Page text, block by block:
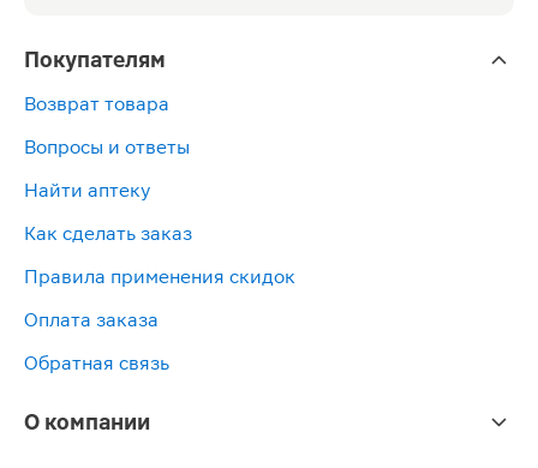
Покупателям
Возврат товара
Вопросы и ответы
Найти аптеку
Как сделать заказ
Правила применения скидок
Оплата заказа
Обратная связь
О компании